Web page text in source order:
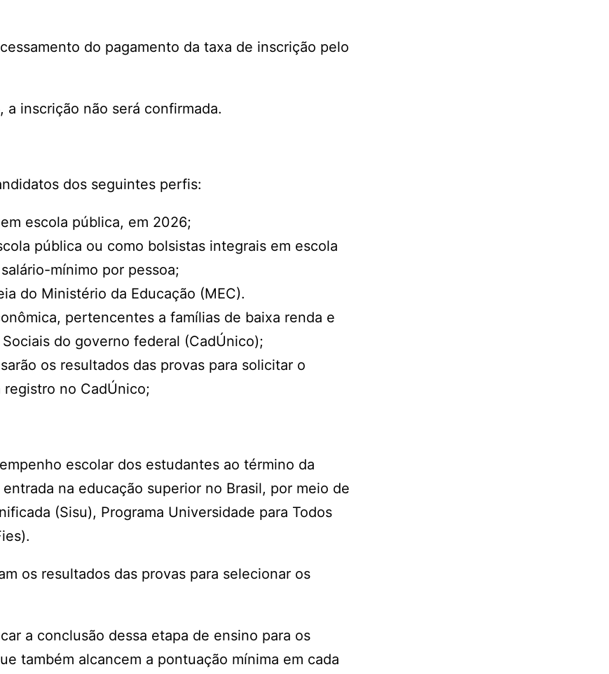
do pagamento da taxa de inscrição pelo
inscrição não será confirmada.
dos seguintes perfis:
escola pública, em 2026;
pública ou como bolsistas integrais em escola
mínimo por pessoa;
do Ministério da Educação (MEC).
pertencentes a famílias de baixa renda e
do governo federal (CadÚnico);
os resultados das provas para solicitar o
no CadÚnico;
escolar dos estudantes ao término da
na educação superior no Brasil, por meio de
(Sisu), Programa Universidade para Todos
os resultados das provas para selecionar os
a conclusão dessa etapa de ensino para os
também alcancem a pontuação mínima em cada